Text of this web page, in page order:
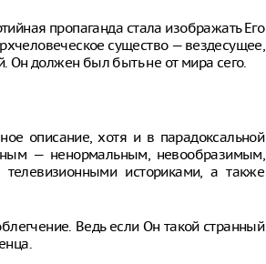
пропаганда стала изображать Его
существо — вездесущее,
Он должен был быть не от мира сего.
описание, хотя и в парадоксальной
— ненормальным, невообразимым,
историками, а также
Ведь если Он такой странный